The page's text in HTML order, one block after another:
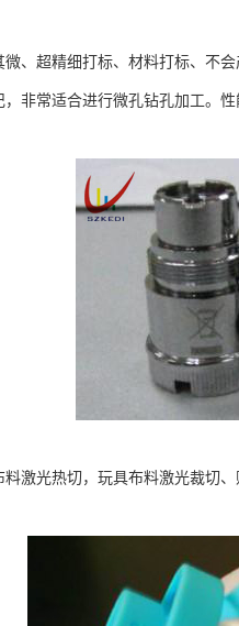
、超精细打标、材料打标、不
非常适合进行微孔钻孔加工。
激光热切，玩具布料激光裁切